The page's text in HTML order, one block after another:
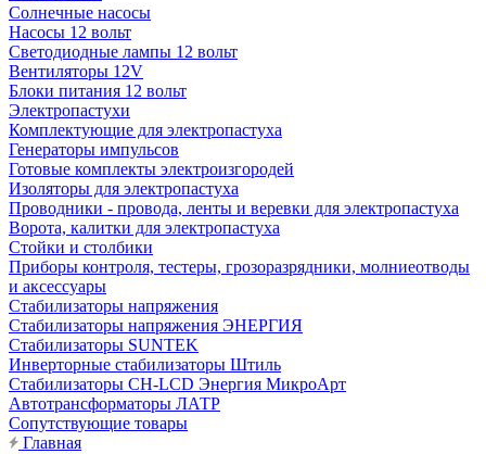
Солнечные насосы
Насосы 12 вольт
Светодиодные лампы 12 вольт
Вентиляторы 12V
Блоки питания 12 вольт
Электропастухи
Комплектующие для электропастуха
Генераторы импульсов
Готовые комплекты электроизгородей
Изоляторы для электропастуха
Проводники - провода, ленты и веревки для электропастуха
Ворота, калитки для электропастуха
Стойки и столбики
Приборы контроля, тестеры, грозоразрядники, молниеотводы
и аксессуары
Стабилизаторы напряжения
Стабилизаторы напряжения ЭНЕРГИЯ
Стабилизаторы SUNTEK
Инверторные стабилизаторы Штиль
Стабилизаторы СН-LCD Энepгия МикроАрт
Автотрансформаторы ЛАТР
Сопутствующие товары
Главная